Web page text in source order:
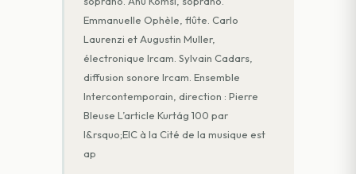
Emmanuelle Ophèle, flûte. Carlo
Laurenzi et Augustin Muller,
électronique Ircam. Sylvain Cadars,
diffusion sonore Ircam. Ensemble
Intercontemporain, direction : Pierre
Bleuse L’article Kurtág 100 par
l&rsquo;EIC à la Cité de la musique est
ap